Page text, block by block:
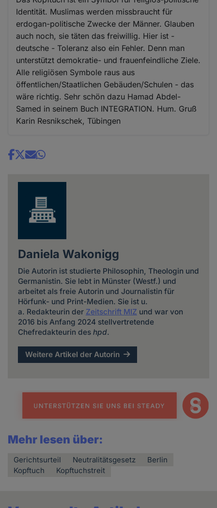
Identität. Muslimas werden missbraucht für
erdogan-politische Zwecke der Männer. Glauben
auch noch, sie täten das freiwillig. Hier ist -
deutsche - Toleranz also ein Fehler. Denn man
unterstützt demokratie- und frauenfeindliche Ziele.
Alle religiösen Symbole raus aus
öffentlichen/Staatlichen Gebäuden/Schulen - das
wäre richtig. Sehr schön dazu Hamad Abdel-
Samed in seinem Buch INTEGRATION. Hum. Gruß
Karin Resnikschek, Tübingen
Share
Daniela Wakonigg
Die Autorin ist studierte Philosophin, Theologin und
Germanistin. Sie lebt in Münster (Westf.) und
arbeitet als freie Autorin und Journalistin für
Hörfunk- und Print-Medien. Sie ist u.
a. Redakteurin der Zeitschrift MIZ und war von
2016 bis Anfang 2024 stellvertretende
Chefredakteurin des hpd.
Weitere Artikel der Autorin
Mehr lesen über:
Gerichtsurteil Neutralitätsgesetz
Berlin
Kopftuch
Kopftuchstreit